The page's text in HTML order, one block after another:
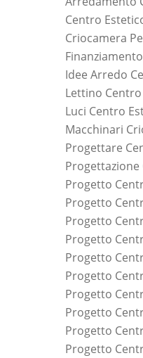
Centro
Criocamera
Idee Arredo
Lettino
Luci Centro
Macchinari
Progettare
Progetto
Progetto
Progetto
Progetto
Progetto
Progetto
Progetto
Progetto
Progetto
Progetto